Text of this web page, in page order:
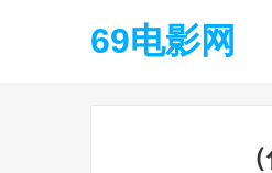
69电影网